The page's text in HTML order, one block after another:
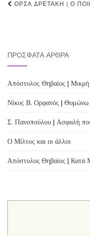
Post
ΌΡΣΑ ΔΡΕΤΆΚΗ | Ο
ΠΡΌΣΦΑΤΑ ΆΡΘΡΑ
Απόστολος Θηβαίος |
Νίκος Β. Ορφανός |
Σ. Πανοπούλου | Ασφαλή
Ο Μίλτος και οι άλλοι
Απόστολος Θηβαίος | Κατά